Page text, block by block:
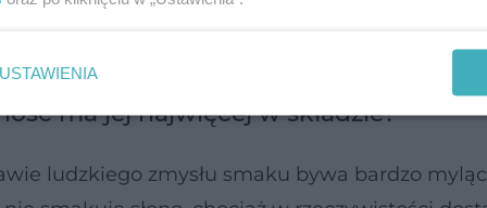
ma jej najwięcej w składzie?
ludzkiego zmysłu smaku bywa bardzo
USTAWIENIA